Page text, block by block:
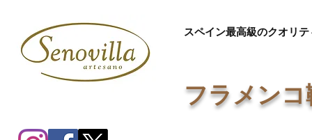
スペイン最高級のクオリ
フラメン